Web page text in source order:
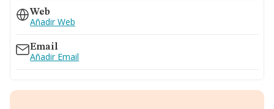
Web
Añadir Web
Email
Añadir Email